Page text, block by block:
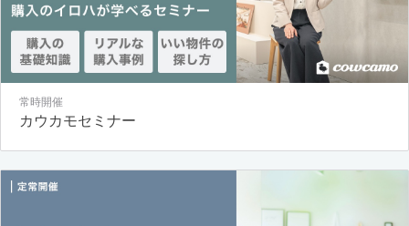
常時開催
カウカモセミナー